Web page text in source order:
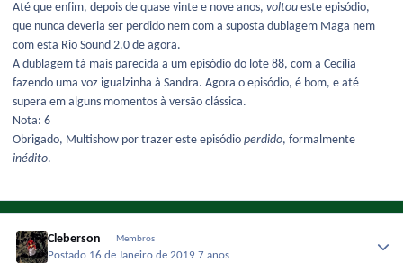
Até que enfim, depois de quase vinte e nove anos, voltou este episódio,
que nunca deveria ser perdido nem com a suposta dublagem Maga nem
com esta Rio Sound 2.0 de agora.
A dublagem tá mais parecida a um episódio do lote 88, com a Cecília
fazendo uma voz igualzinha à Sandra. Agora o episódio, é bom, e até
supera em alguns momentos à versão clássica.
Nota: 6
Obrigado, Multishow por trazer este episódio perdido, formalmente
inédito.
Cleberson Membros
Postado 16 de Janeiro de 20197 anos